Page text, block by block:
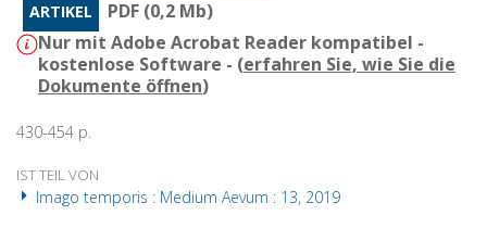
ARTIKEL
PDF (0,2 Mb)
Nur mit Adobe Acrobat Reader kompatibel -
kostenlose Software - (erfahren Sie, wie Sie die
Dokumente öffnen)
430-454 p.
IST TEIL VON
Imago temporis : Medium Aevum : 13, 2019